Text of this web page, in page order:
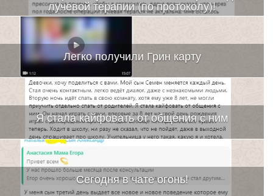
лучевой терапии (по протоколу)!
Легко получили Грин карту
Я стала кайфовать от общения с ним
Сегодня в чате огонь!